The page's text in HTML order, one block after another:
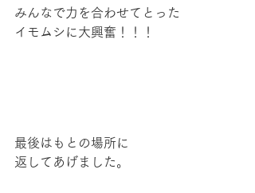
みんなで力を合わせてとった
イモムシに大興奮！！！
最後はもとの場所に
返してあげました。